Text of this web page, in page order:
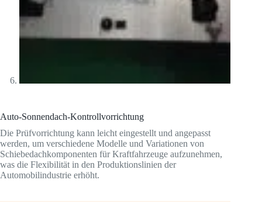
Auto-Sonnendach-Kontrollvorrichtung
Die Prüfvorrichtung kann leicht eingestellt und angepasst
werden, um verschiedene Modelle und Variationen von
Schiebedachkomponenten für Kraftfahrzeuge aufzunehmen,
was die Flexibilität in den Produktionslinien der
Automobilindustrie erhöht.